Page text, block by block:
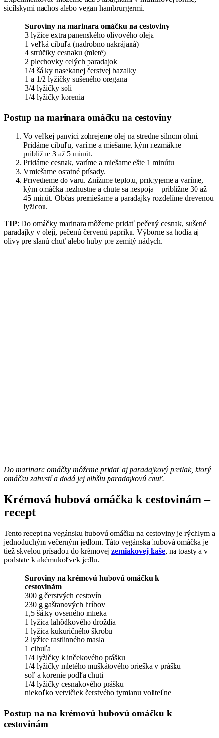
sicílskymi nachos alebo vegan hambrurgermi.
Suroviny na marinara omáčku na cestoviny
3 lyžice extra panenského olivového oleja
1 veľká cibuľa (nadrobno nakrájaná)
4 strúčiky cesnaku (mleté)
2 plechovky celých paradajok
1/4 šálky nasekanej čerstvej bazalky
1 a 1/2 lyžičky sušeného oregana
3/4 lyžičky soli
1/4 lyžičky korenia
Postup na marinara omáčku na cestoviny
Vo veľkej panvici zohrejeme olej na stredne silnom ohni.
Pridáme cibuľu, varíme a miešame, kým nezmäkne –
približne 3 až 5 minút.
Pridáme cesnak, varíme a miešame ešte 1 minútu.
Vmiešame ostatné prísady.
Privedieme do varu. Znížime teplotu, prikryjeme a varíme,
kým omáčka nezhustne a chute sa nespoja – približne 30 až
45 minút. Občas premiešame a paradajky rozdelíme drevenou
lyžicou.
TIP: Do omáčky marinara môžeme pridať pečený cesnak, sušené
paradajky v oleji, pečenú červenú papriku. Výborne sa hodia aj
olivy pre slanú chuť alebo huby pre zemitý nádych.
Do marinara omáčky môžeme pridať aj paradajkový pretlak, ktorý
omáčku zahustí a dodá jej hlbšiu paradajkovú chuť.
Krémová hubová omáčka k cestovinám –
recept
Tento recept na vegánsku hubovú omáčku na cestoviny je rýchlym a
jednoduchým večerným jedlom. Táto vegánska hubová omáčka je
tiež skvelou prísadou do krémovej zemiakovej kaše, na toasty a v
podstate k akémukoľvek jedlu.
Suroviny na krémovú hubovú omáčku k
cestovinám
300 g čerstvých cestovín
230 g gaštanových hríbov
1,5 šálky ovseného mlieka
1 lyžica lahôdkového droždia
1 lyžica kukuričného škrobu
2 lyžice rastlinného masla
1 cibuľa
1/4 lyžičky klinčekového prášku
1/4 lyžičky mletého muškátového orieška v prášku
soľ a korenie podľa chuti
1/4 lyžičky cesnakového prášku
niekoľko vetvičiek čerstvého tymianu voliteľne
Postup na na krémovú hubovú omáčku k
cestovinám